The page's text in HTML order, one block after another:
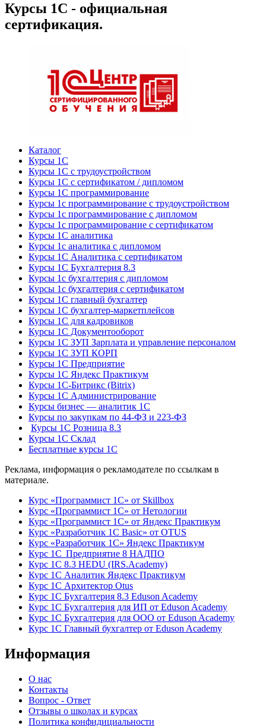
Курсы 1С - официальная
сертификация.
Каталог
Курсы 1С
Курсы 1С с трудоустройством
Курсы 1С с сертификатом / дипломом
Курсы 1С программирование
Курсы 1с программирование с трудоустройством
Курсы 1с программирование с дипломом
Курсы 1с программирование с сертификатом
Курсы 1С аналитика
Курсы 1с аналитика с дипломом
Курсы 1С Аналитика с сертификатом
Курсы 1С Бухгалтерия 8.3
Курсы 1с бухгалтерия с дипломом
Курсы 1с бухгалтерия с сертификатом
Курсы 1С главный бухгалтер
Курсы 1С бухгалтер-маркетплейсов
Курсы 1С для кадровиков
Курсы 1С Документооборот
Курсы 1С ЗУП Зарплата и управление персоналом
Курсы 1С ЗУП КОРП
Курсы 1С Предприятие
Курсы 1С Яндекс Практикум
Курсы 1С-Битрикс (Bitrix)
Курсы 1С Администрирование
Курсы бизнес — аналитик 1С
Курсы по закупкам по 44‑ФЗ и 223‑ФЗ
Курсы 1С Розница 8.3
Курсы 1С Склад
Бесплатные курсы 1С
Реклама, информация о рекламодателе по ссылкам в
материале.
Курс «Программист 1С» от Skillbox
Курс «Программист 1С» от Нетологии
Курс «Программист 1С» от Яндекс Практикум
Курс «Разработчик 1С Basic» от OTUS
Курс «Разработчик 1С» Яндекс Практикум
Курс 1С Предприятие 8 НАДПО
Курс 1С 8.3 HEDU (IRS.Academy)
Курс 1С Аналитик Яндекс Практикум
Курс 1С Архитектор Otus
Курс 1С Бухгалтерия 8.3 Eduson Academy
Курс 1С Бухгалтерия для ИП от Eduson Academy
Курс 1С Бухгалтерия для ООО от Eduson Academy
Курс 1С Главный бухгалтер от Eduson Academy
Информация
О нас
Контакты
Вопрос - Ответ
Отзывы о школах и курсах
Политика конфидициальности